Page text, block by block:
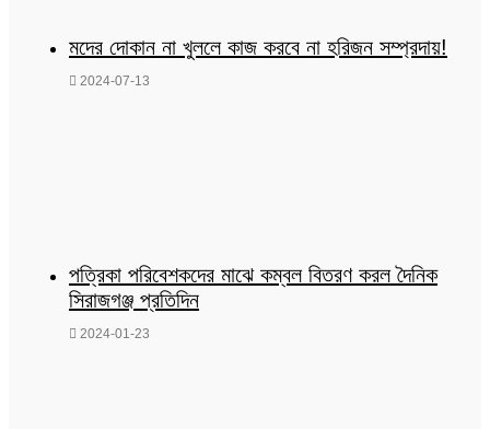
মদের দোকান না খুললে কাজ করবে না হরিজন সম্প্রদায়!
2024-07-13
পত্রিকা পরিবেশকদের মাঝে কম্বল বিতরণ করল দৈনিক
সিরাজগঞ্জ প্রতিদিন
2024-01-23